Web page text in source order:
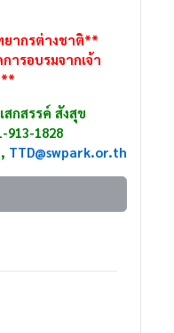
ยากรต่างชาติ**
รอบรมจากเจ้า
กสรรค์ สังสุข
913-1828
, TTD@swpark.or.th